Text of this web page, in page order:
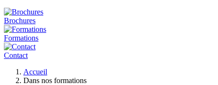
Brochures
Formations
Contact
d'Ariane
Accueil
Dans nos formations